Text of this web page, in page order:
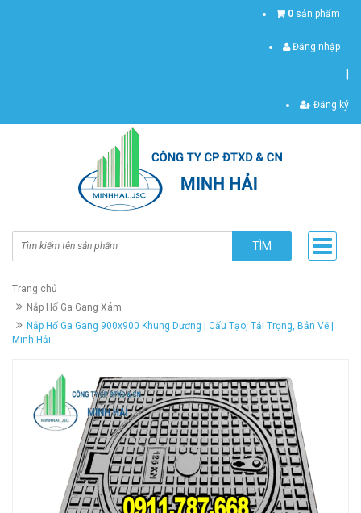
0 sản phẩm
Đăng nhập
Đăng ký
TÌM
Trang chủ
Nắp Hố Ga Gang Xám
Nắp Hố Ga Gang 900x900 Khung Dương | Cấu Tạo, Tải Trọng, Bản Vẽ |
Minh Hải